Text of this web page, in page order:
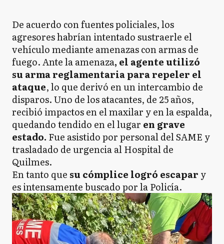
De acuerdo con fuentes policiales, los
agresores habrían intentado sustraerle el
vehículo mediante amenazas con armas de
fuego. Ante la amenaza, el agente utilizó
su arma reglamentaria para repeler el
ataque, lo que derivó en un intercambio de
disparos. Uno de los atacantes, de 25 años,
recibió impactos en el maxilar y en la espalda,
quedando tendido en el lugar en grave
estado. Fue asistido por personal del SAME y
trasladado de urgencia al Hospital de
Quilmes.
En tanto que su cómplice logró escapar y
es intensamente buscado por la Policía.